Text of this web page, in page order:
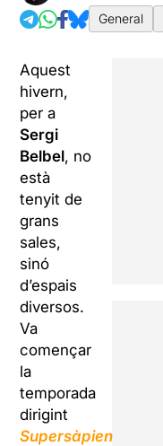
General
Aquest
hivern,
per a
Sergi
Belbel, no
està
tenyit de
grans
sales,
sinó
d’espais
diversos.
Va
començar
la
temporada
dirigint
Supersàpiens